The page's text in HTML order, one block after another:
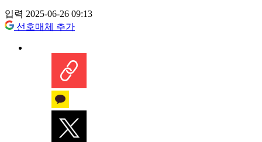
입력 2025-06-26 09:13
선호매체 추가